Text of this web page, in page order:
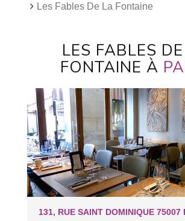
Les Fables De La Fontaine
LES FABLES
FONTAINE À
131, RUE SAINT DOMINIQUE 75007